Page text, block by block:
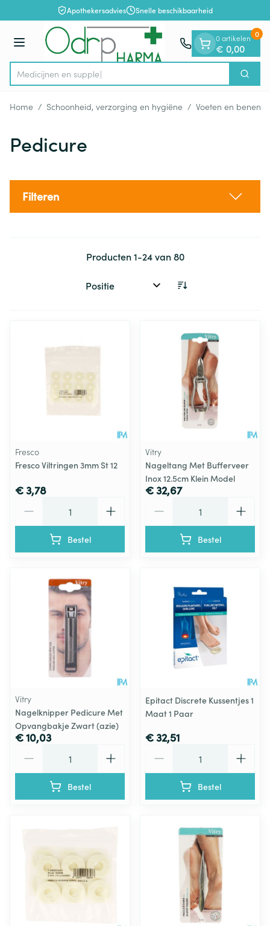
Ga naar de inhoudApothekersadvies Snelle beschikbaarheid
Menu
Product, merk, categorie...
Me Zoek
0 artikelen
€ 0,00
0
Home / Schoonheid, verzorging en hygiëne / Voeten en benen
Pedicure
Filteren
Producten1-24van80
Sorteer op:
Fresco
Fresco Viltringen 3mm St 12
€ 3,78
Bestel
Vitry
Nageltang Met Bufferveer
Inox 12.5cm Klein Model
€ 32,67
Bestel
Vitry
Nagelknipper Pedicure Met
Opvangbakje Zwart (azie)
€ 10,03
Bestel
Epitact Discrete Kussentjes 1
Maat 1 Paar
€ 32,51
Bestel